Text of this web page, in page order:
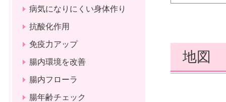
地図
病気になりにくい身体作り
抗酸化作用
免疫力アップ
腸内環境を改善
腸内フローラ
腸年齢チェック